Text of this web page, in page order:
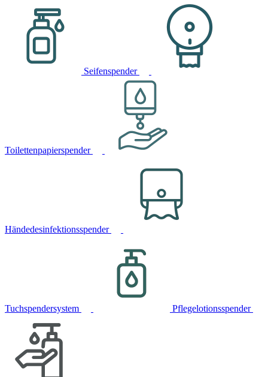
Seifenspender
Toilettenpapierspender
Händedesinfektionsspender
Tuchspendersystem Pflegelotionsspender